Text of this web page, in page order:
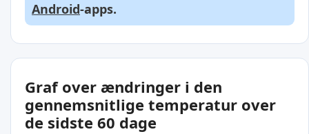
Android-apps.
Graf over ændringer i den
gennemsnitlige temperatur over
de sidste 60 dage